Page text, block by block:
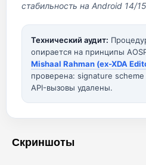
стабильность на Android 14/
Технический аудит:
опирается на принципы
Mishaal Rahman (ex-XDA
проверена: signature
API-вызовы удалены.
Скриншоты